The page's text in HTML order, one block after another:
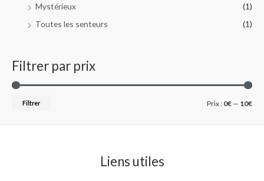
Mystérieux
(1)
Toutes les senteurs
(1)
Filtrer par prix
Filtrer Prix : 0€ — 10€
Liens utiles